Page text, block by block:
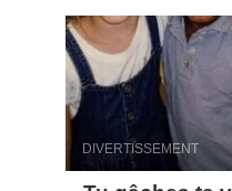
DIVERTISSEMENT